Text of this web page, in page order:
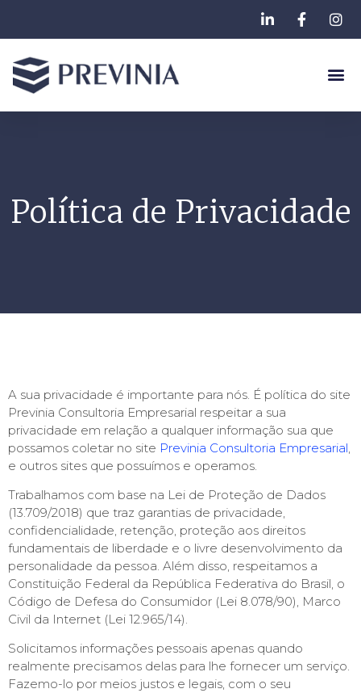
Política de Privacidade
A sua privacidade é importante para nós. É política do site
Previnia Consultoria Empresarial respeitar a sua
privacidade em relação a qualquer informação sua que
possamos coletar no site Previnia Consultoria Empresarial
e outros sites que possuímos e operamos.
Trabalhamos com base na Lei de Proteção de Dados
(13.709/2018) que traz garantias de privacidade,
confidencialidade, retenção, proteção aos direitos
fundamentais de liberdade e o livre desenvolvimento da
personalidade da pessoa. Além disso, respeitamos a
Constituição Federal da República Federativa do Brasil, o
Código de Defesa do Consumidor (Lei 8.078/90), Marco
Civil da Internet (Lei 12.965/14).
Solicitamos informações pessoais apenas quando
realmente precisamos delas para lhe fornecer um serviço.
Fazemo-lo por meios justos e legais, com o seu